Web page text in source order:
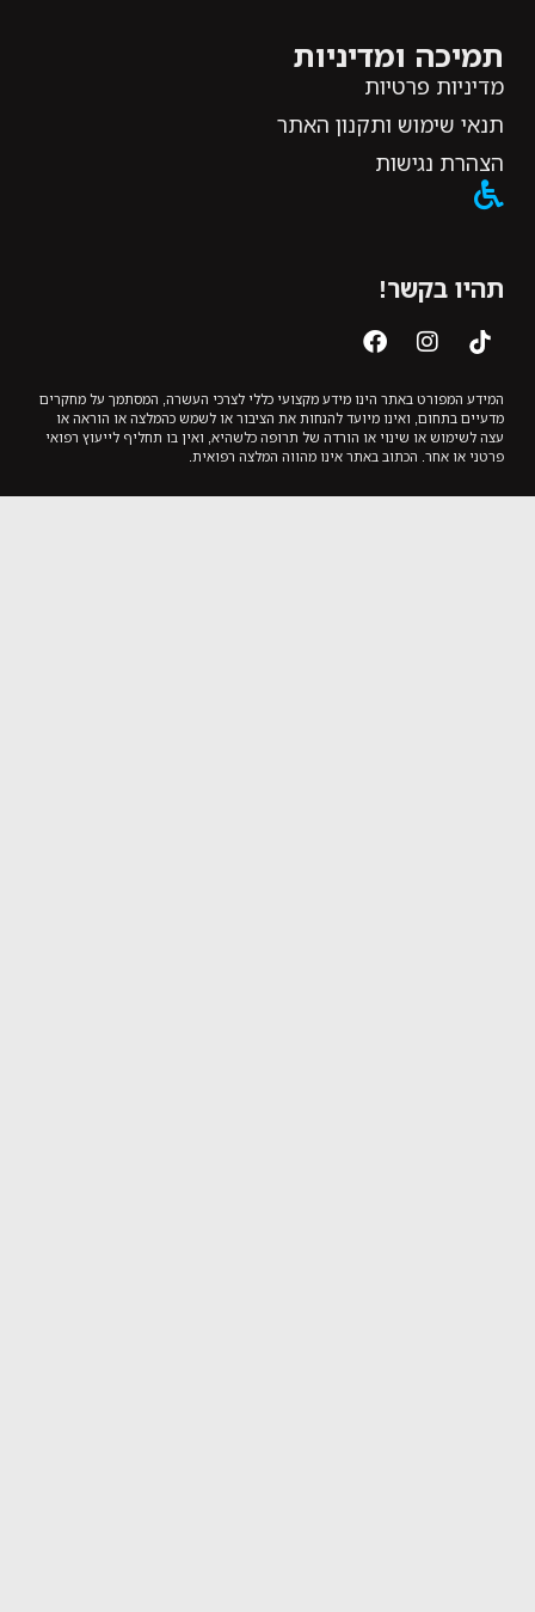
תמיכה ומדיניות
מדיניות פרטיות
תנאי שימוש ותקנון האתר
הצהרת נגישות
תהיו בקשר!
המידע המפורט באתר הינו מידע מקצועי כללי לצרכי העשרה, המסתמך על מחקרים
מדעיים בתחום, ואינו מיועד להנחות את הציבור או לשמש כהמלצה או הוראה או
עצה לשימוש או שינוי או הורדה של תרופה כלשהיא, ואין בו תחליף לייעוץ רפואי
פרטני או אחר. הכתוב באתר אינו מהווה המלצה רפואית.